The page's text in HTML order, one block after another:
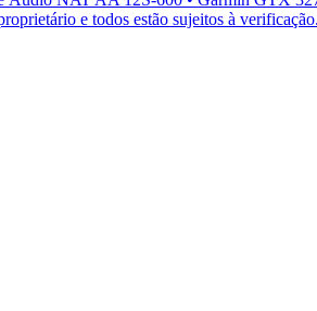
e todos estão sujeitos à verificação.